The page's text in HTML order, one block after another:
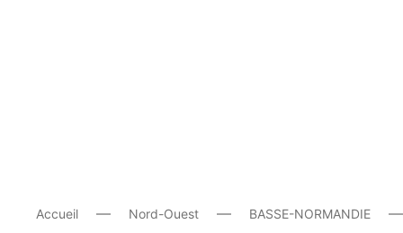
Accueil Nord-Ouest BASSE-NORMANDIE